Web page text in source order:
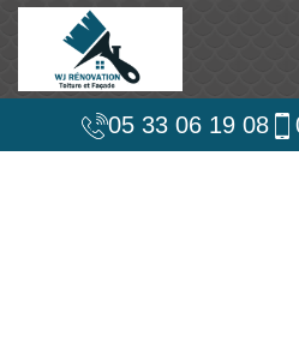
05 33 06 19 08